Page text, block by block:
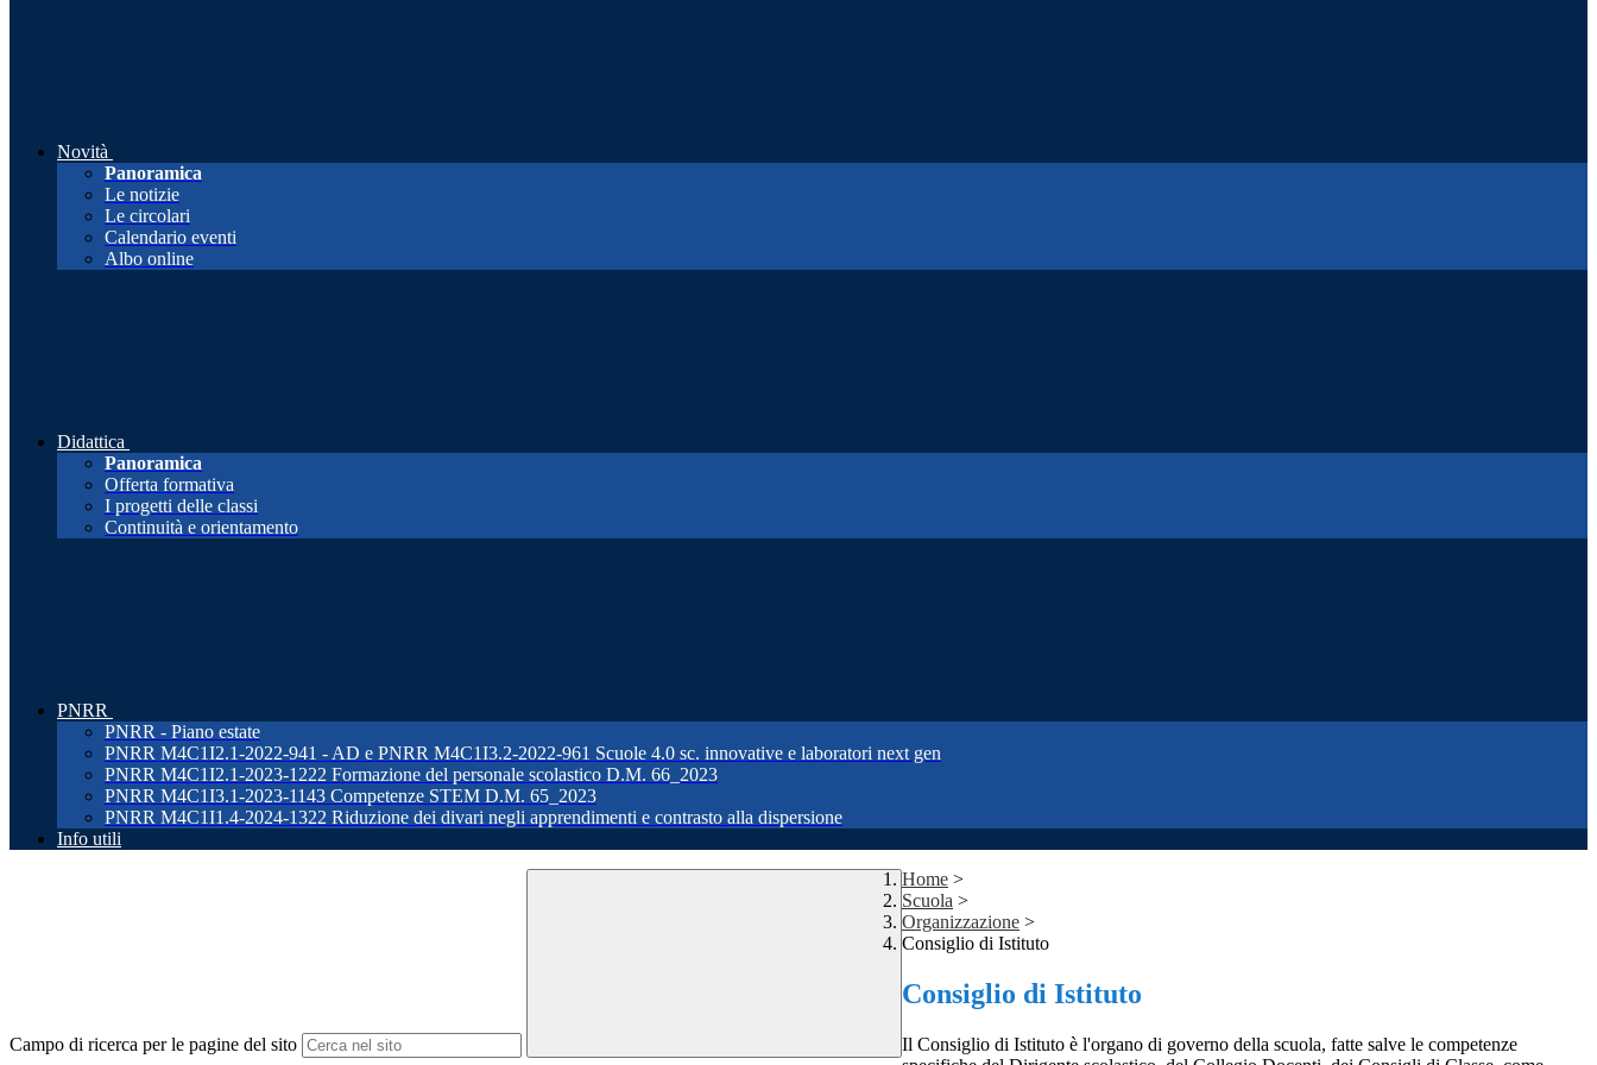
Novità
Panoramica
Le notizie
Le circolari
Calendario eventi
Albo online
Didattica
Panoramica
Offerta formativa
I progetti delle classi
Continuità e orientamento
PNRR
PNRR - Piano estate
PNRR M4C1I2.1-2022-941 - AD e PNRR M4C1I3.2-2022-961 Scuole 4.0 sc. innovative e laboratori next gen
PNRR M4C1I2.1-2023-1222 Formazione del personale scolastico D.M. 66_2023
PNRR M4C1I3.1-2023-1143 Competenze STEM D.M. 65_2023
PNRR M4C1I1.4-2024-1322 Riduzione dei divari negli apprendimenti e contrasto alla dispersione
Info utili
Campo di ricerca per le pagine del sito
Home >
Scuola >
Organizzazione >
Consiglio di Istituto
Consiglio di Istituto
Il Consiglio di Istituto è l'organo di governo della scuola, fatte salve le competenze